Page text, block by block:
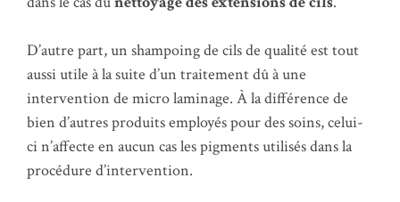
D’autre part, un shampoing de cils de qualité est tout
aussi utile à la suite d’un traitement dû à une
intervention de micro laminage. À la différence de
bien d’autres produits employés pour des soins, celui-
ci n’affecte en aucun cas les pigments utilisés dans la
procédure d’intervention.